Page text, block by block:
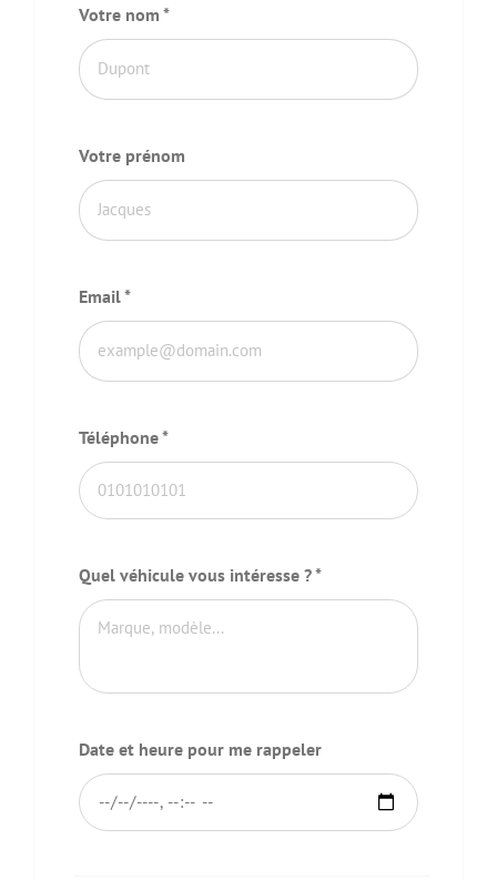
Votre nom *
Votre prénom
Email*
Téléphone*
Quel véhicule vous intéresse ?*
Date et heure pour me rappeler